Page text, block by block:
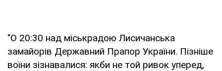
"О 20:30 над міськрадою Лисичанська
замайорів Державний Прапор України. Пізніше
воїни зізнавалися: якби не той ривок уперед,